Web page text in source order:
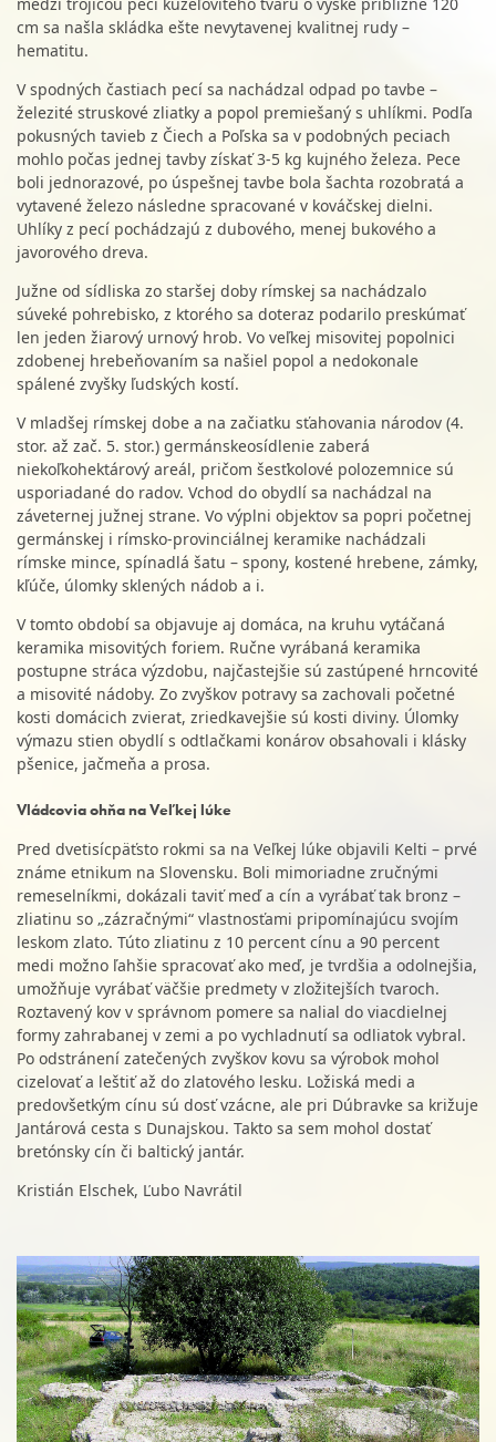
cm sa našla skládka ešte nevytavenej kvalitnej rudy –
hematitu.
V spodných častiach pecí sa nachádzal odpad po tavbe –
železité struskové zliatky a popol premiešaný s uhlíkmi. Podľa
pokusných tavieb z Čiech a Poľska sa v podobných peciach
mohlo počas jednej tavby získať 3-5 kg kujného železa. Pece
boli jednorazové, po úspešnej tavbe bola šachta rozobratá a
vytavené železo následne spracované v kováčskej dielni.
Uhlíky z pecí pochádzajú z dubového, menej bukového a
javorového dreva.
Južne od sídliska zo staršej doby rímskej sa nachádzalo
súveké pohrebisko, z ktorého sa doteraz podarilo preskúmať
len jeden žiarový urnový hrob. Vo veľkej misovitej popolnici
zdobenej hrebeňovaním sa našiel popol a nedokonale
spálené zvyšky ľudských kostí.
V mladšej rímskej dobe a na začiatku sťahovania národov (4.
stor. až zač. 5. stor.) germánskeosídlenie zaberá
niekoľkohektárový areál, pričom šesťkolové polozemnice sú
usporiadané do radov. Vchod do obydlí sa nachádzal na
záveternej južnej strane. Vo výplni objektov sa popri početnej
germánskej i rímsko-provinciálnej keramike nachádzali
rímske mince, spínadlá šatu – spony, kostené hrebene, zámky,
kľúče, úlomky sklených nádob a i.
V tomto období sa objavuje aj domáca, na kruhu vytáčaná
keramika misovitých foriem. Ručne vyrábaná keramika
postupne stráca výzdobu, najčastejšie sú zastúpené hrncovité
a misovité nádoby. Zo zvyškov potravy sa zachovali početné
kosti domácich zvierat, zriedkavejšie sú kosti diviny. Úlomky
výmazu stien obydlí s odtlačkami konárov obsahovali i klásky
pšenice, jačmeňa a prosa.
Vládcovia ohňa na Veľkej lúke
Pred dvetisícpäťsto rokmi sa na Veľkej lúke objavili Kelti – prvé
známe etnikum na Slovensku. Boli mimoriadne zručnými
remeselníkmi, dokázali taviť meď a cín a vyrábať tak bronz –
zliatinu so „zázračnými“ vlastnosťami pripomínajúcu svojím
leskom zlato. Túto zliatinu z 10 percent cínu a 90 percent
medi možno ľahšie spracovať ako meď, je tvrdšia a odolnejšia,
umožňuje vyrábať väčšie predmety v zložitejších tvaroch.
Roztavený kov v správnom pomere sa nalial do viacdielnej
formy zahrabanej v zemi a po vychladnutí sa odliatok vybral.
Po odstránení zatečených zvyškov kovu sa výrobok mohol
cizelovať a leštiť až do zlatového lesku. Ložiská medi a
predovšetkým cínu sú dosť vzácne, ale pri Dúbravke sa križuje
Jantárová cesta s Dunajskou. Takto sa sem mohol dostať
bretónsky cín či baltický jantár.
Kristián Elschek, Ľubo Navrátil